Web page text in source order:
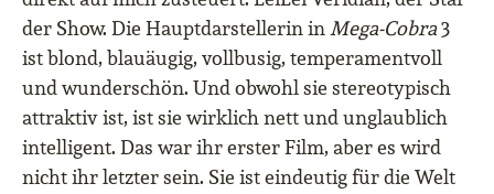
der Show. Die Hauptdarstellerin inMega-Cobra3
ist blond, blauäugig, vollbusig, temperamentvoll
und wunderschön. Und obwohl sie stereotypisch
attraktiv ist, ist sie wirklich nett und unglaublich
intelligent. Das war ihr erster Film, aber es wird
nicht ihr letzter sein. Sie ist eindeutig für die Welt